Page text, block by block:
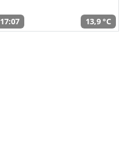
17:07 13,9 °C